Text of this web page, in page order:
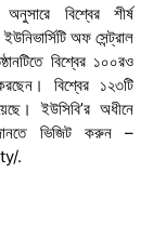
বিশ্বের শীর্ষ
অফ সেন্ট্রাল
বিশ্বের ১০০রও
বিশ্বের ১২৩টি
ইউসিবি’র অধীনে
ভিজিট করুন –
.